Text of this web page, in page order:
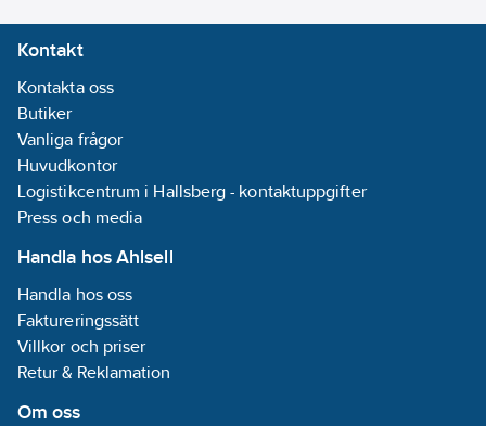
Förstärkt
Kontakt
Kontakta oss
Butiker
Vanliga frågor
Huvudkontor
Logistikcentrum i Hallsberg - kontaktuppgifter
Press och media
Handla hos Ahlsell
Handla hos oss
Faktureringssätt
Villkor och priser
Retur & Reklamation
Om oss